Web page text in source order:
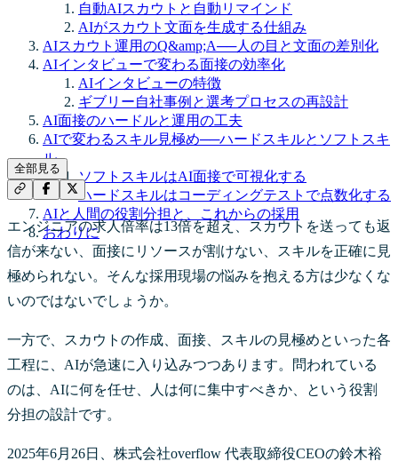
自動AIスカウトと自動リマインド
AIがスカウト文面を生成する仕組み
AIスカウト運用のQ&amp;A──人の目と文面の差別化
AIインタビューで変わる面接の効率化
AIインタビューの特徴
ギブリー自社事例と選考プロセスの再設計
AI面接のハードルと運用の工夫
AIで変わるスキル見極め──ハードスキルとソフトスキ
ル
ソフトスキルはAI面接で可視化する
ハードスキルはコーディングテストで点数化する
AIと人間の役割分担と、これからの採用
おわりに
全部見る
エンジニアの求人倍率は13倍を超え、スカウトを送っても返
信が来ない、面接にリソースが割けない、スキルを正確に見
極められない。そんな採用現場の悩みを抱える方は少なくな
いのではないでしょうか。
一方で、スカウトの作成、面接、スキルの見極めといった各
工程に、AIが急速に入り込みつつあります。問われている
のは、AIに何を任せ、人は何に集中すべきか、という役割
分担の設計です。
2025年6月26日、株式会社overflow 代表取締役CEOの鈴木裕